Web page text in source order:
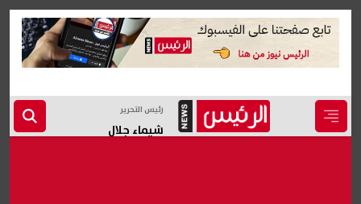
رئيس التحرير
شيماء جلال